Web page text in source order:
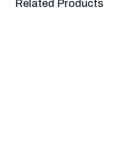
Related Products